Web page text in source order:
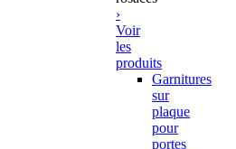
›
Voir
les
produits
Garnitures
sur
plaque
pour
portes